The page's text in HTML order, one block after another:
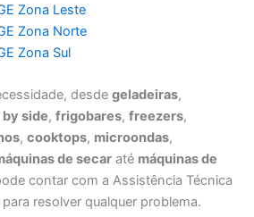
Zona Leste
Zona Norte
Zona Sul
desdegeladeiras,
by side,frigobares,freezers,
,cooktops, microondas,
de secar até máquinas de
contar com a Assistência Técnica
resolver qualquer problema.